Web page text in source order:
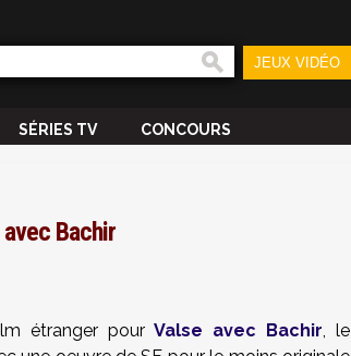
JEUX VIDÉO
SÉRIES TV CONCOURS
Bachir
étranger pourValse avec Bachir, le